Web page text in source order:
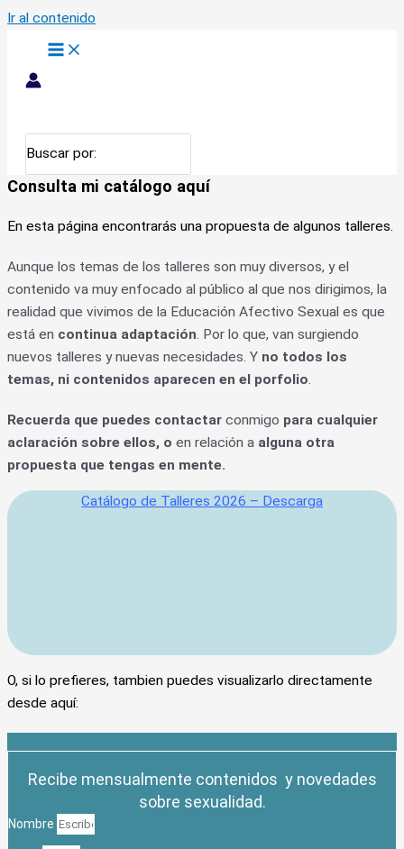
Ir al contenido
Buscar por:
Consulta mi catálogo aquí
En esta página encontrarás una propuesta de algunos talleres.
Aunque los temas de los talleres son muy diversos, y el
contenido va muy enfocado al público al que nos dirigimos, la
realidad que vivimos de la Educación Afectivo Sexual es que
está en continua adaptación . Por lo que, van surgiendo
nuevos talleres y nuevas necesidades. Y no todos los
temas, ni contenidos aparecen en el porfolio
Recuerda que puedes contactar conmigo para cualquier
aclaración sobre ellos, o en relación a alguna otra
propuesta que tengas en mente.
Catálogo de Talleres 2026 – Descarga
O, si lo prefieres, tambien puedes visualizarlo directamente
desde aquí:
Recibe mensualmente contenidos y novedades
sobre sexualidad.
Nombre